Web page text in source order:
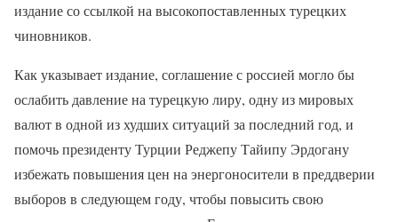
издание со ссылкой на высокопоставленных турецких
чиновников.
Как указывает издание, соглашение с россией могло бы
ослабить давление на турецкую лиру, одну из мировых
валют в одной из худших ситуаций за последний год, и
помочь президенту Турции Реджепу Тайипу Эрдогану
избежать повышения цен на энергоносители в преддверии
выборов в следующем году, чтобы повысить свою